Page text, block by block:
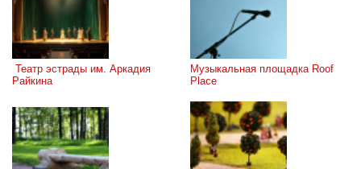
Райкина
Музыкальная площадка Roof
Place